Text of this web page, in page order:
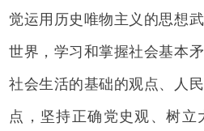
觉运用历史唯物主义的思想
世界，学习和掌握社会基本
社会生活的基础的观点、人
点，坚持正确党史观、树立